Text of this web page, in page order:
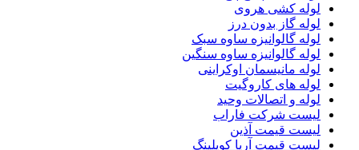
لوله کشی هروی
لوله گاز بدون درز
لوله گالوانیزه ساوه سبک
لوله گالوانیزه ساوه سنگین
لوله مانیسمان اوکراینی
لوله های کاروگیت
لوله و اتصالات وحید
لیست شرکت فاراب
لیست قیمت آذین
لیست قیمت آریا کوپلینگ